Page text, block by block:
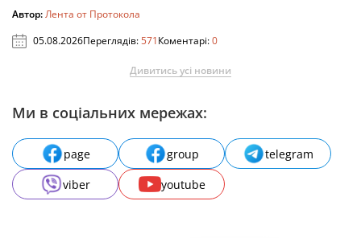
Автор:Лента от Протокола
05.08.2026Переглядів:571Коментарі:0
Дивитись усі новини
Ми в соціальних мережах:
page group
telegram
viber
youtube